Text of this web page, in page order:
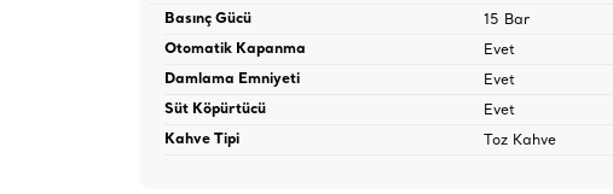
Basınç Gücü 15 Bar
Otomatik Kapanma Evet
Damlama Emniyeti Evet
Süt Köpürtücü Evet
Kahve Tipi Toz Kahve